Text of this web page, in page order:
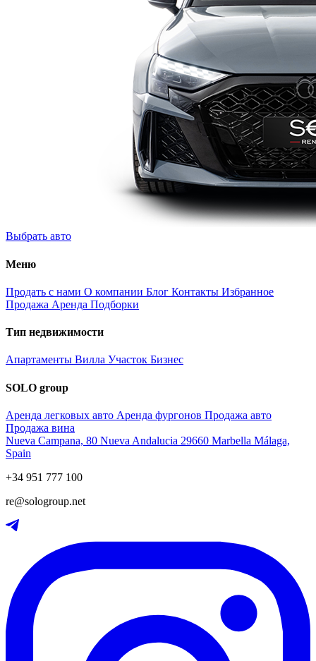
Выбрать авто
Меню
Продать с нами О компании Блог Контакты Избранное
Продажа Аренда Подборки
Тип недвижимости
Апартаменты Вилла Участок Бизнес
SOLO group
Аренда легковых авто Аренда фургонов Продажа авто
Продажа вина
Nueva Campana, 80 Nueva Andalucia 29660 Marbella Málaga,
Spain
+34 951 777 100
re@sologroup.net